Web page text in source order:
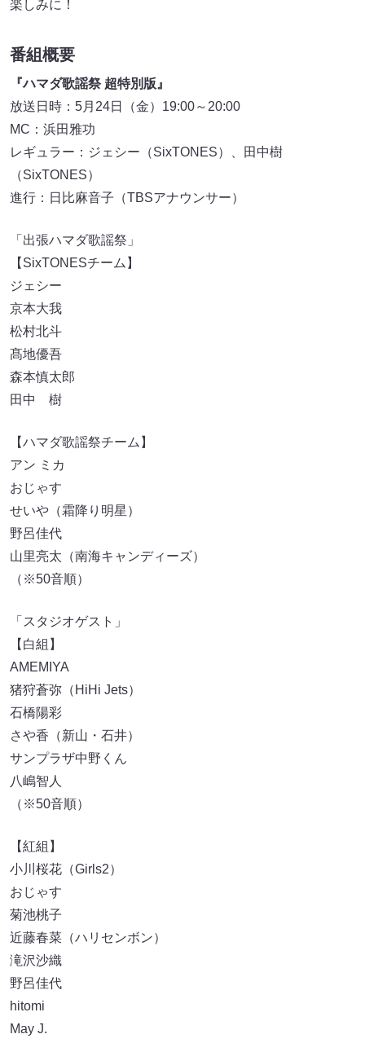
楽しみに！
番組概要
『ハマダ歌謡祭 超特別版』
放送日時：5月24日（金）19:00～20:00
MC：浜田雅功
レギュラー：ジェシー（SixTONES）、田中樹
（SixTONES）
進行：日比麻音子（TBSアナウンサー）
「出張ハマダ歌謡祭」
【SixTONESチーム】
ジェシー
京本大我
松村北斗
髙地優吾
森本慎太郎
田中 樹
【ハマダ歌謡祭チーム】
アン ミカ
おじゃす
せいや（霜降り明星）
野呂佳代
山里亮太（南海キャンディーズ）
（※50音順）
「スタジオゲスト」
【白組】
AMEMIYA
猪狩蒼弥（HiHi Jets）
石橋陽彩
さや香（新山・石井）
サンプラザ中野くん
八嶋智人
（※50音順）
【紅組】
小川桜花（Girls2）
おじゃす
菊池桃子
近藤春菜（ハリセンボン）
滝沢沙織
野呂佳代
hitomi
May J.